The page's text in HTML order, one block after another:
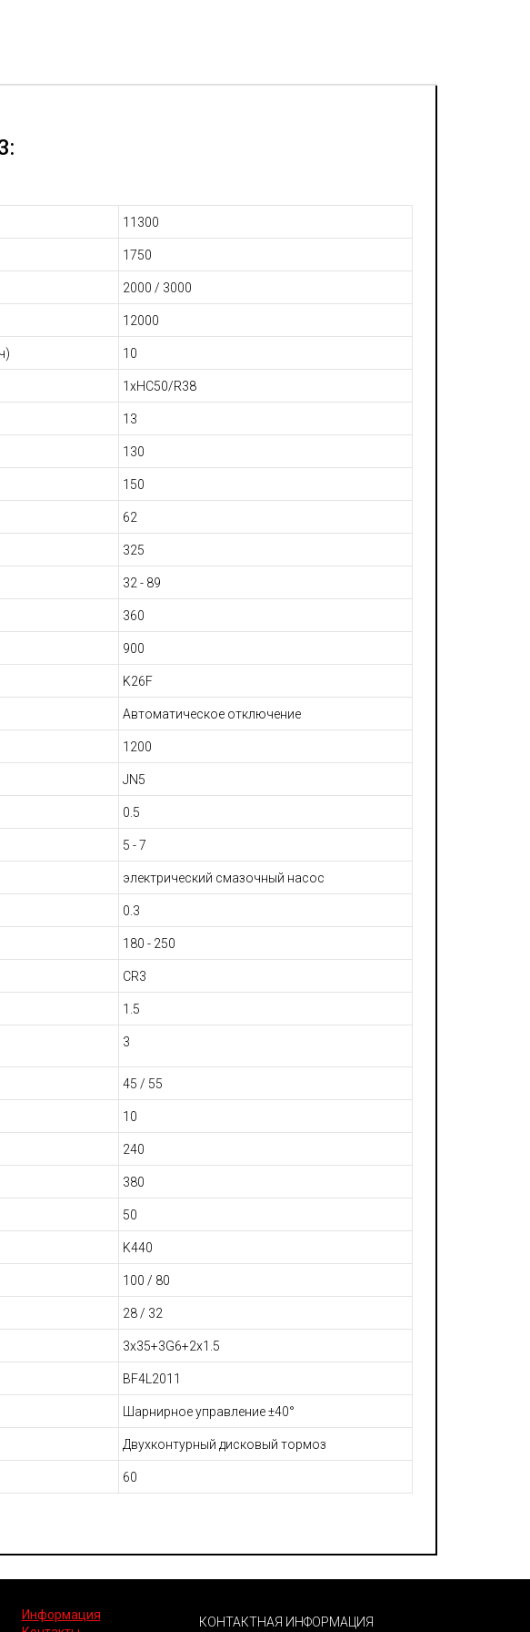
11300
1750
2000 / 3000
12000
10
1хHC50/R38
13
130
150
62
325
32 - 89
360
900
K26F
Автоматическое отключение
1200
JN5
0.5
5 - 7
электрический смазочный насос
0.3
180 - 250
CR3
1.5
3
45 / 55
10
240
380
50
K440
100 / 80
28 / 32
3х35+3G6+2x1.5
BF4L2011
Шарнирное управление ±40°
Двухконтурный дисковый тормоз
60
Информация
КОНТАКТНАЯ ИНФОРМАЦИЯ